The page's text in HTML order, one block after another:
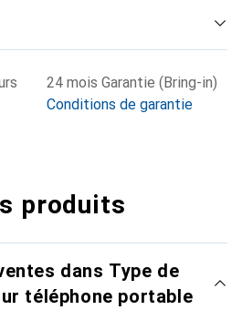
24 mois Garantie (Bring-in)
Conditions de garantie
produits
dans Type de
téléphone portable